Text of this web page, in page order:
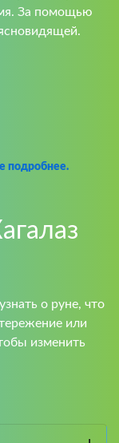
За помощью
подробнее.
о руне, что
или
изменить